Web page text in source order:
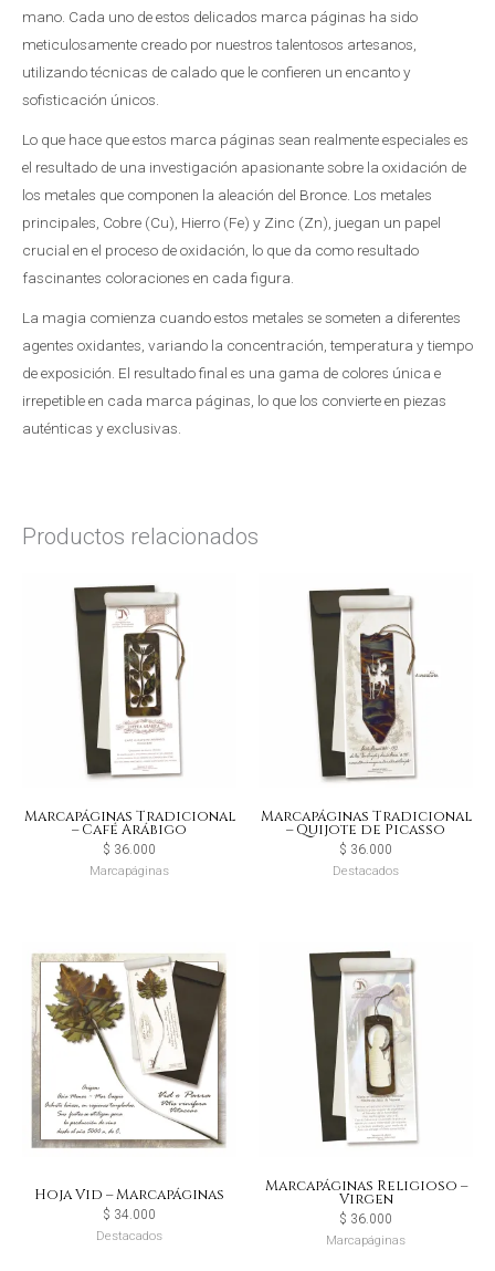
mano. Cada uno de estos delicados marca páginas ha sido
meticulosamente creado por nuestros talentosos artesanos,
utilizando técnicas de calado que le confieren un encanto y
sofisticación únicos.
Lo que hace que estos marca páginas sean realmente especiales es
el resultado de una investigación apasionante sobre la oxidación de
los metales que componen la aleación del Bronce. Los metales
principales, Cobre (Cu), Hierro (Fe) y Zinc (Zn), juegan un papel
crucial en el proceso de oxidación, lo que da como resultado
fascinantes coloraciones en cada figura.
La magia comienza cuando estos metales se someten a diferentes
agentes oxidantes, variando la concentración, temperatura y tiempo
de exposición. El resultado final es una gama de colores única e
irrepetible en cada marca páginas, lo que los convierte en piezas
auténticas y exclusivas.
Productos relacionados
Marcapáginas Tradicional
– Café Arábigo
$ 36.000
Marcapáginas
Marcapáginas Tradicional
– Quijote de Picasso
$ 36.000
Destacados
Hoja Vid – Marcapáginas
$ 34.000
Destacados
Marcapáginas Religioso –
Virgen
$ 36.000
Marcapáginas